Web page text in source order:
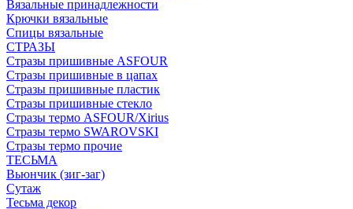
Вязальные принадлежности
Крючки вязальные
Спицы вязальные
СТРАЗЫ
Стразы пришивные ASFOUR
Стразы пришивные в цапах
Стразы пришивные пластик
Стразы пришивные стекло
Стразы термо ASFOUR/Xirius
Стразы термо SWAROVSKI
Стразы термо прочие
ТЕСЬМА
Вьюнчик (зиг-заг)
Сутаж
Тесьма декор